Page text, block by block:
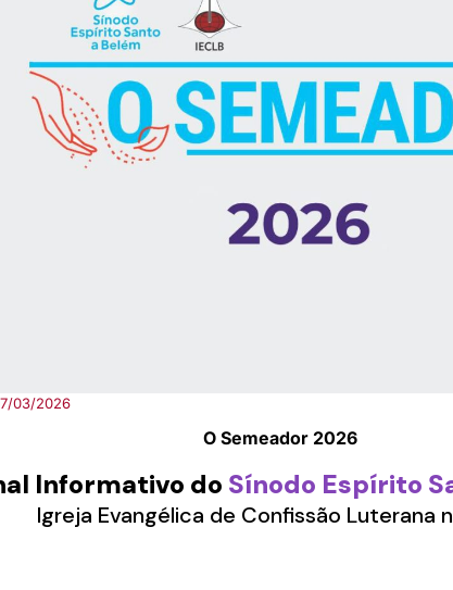
03/2026
O Semeador 2026
Informativo do Sínodo Espírito
Igreja Evangélica de Confissão Luterana